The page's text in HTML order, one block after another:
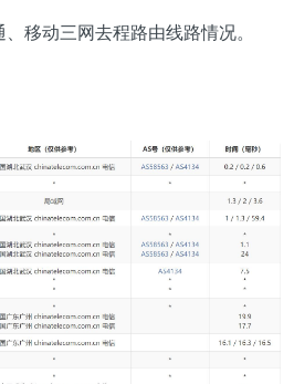
移动三网去程路由线路情况。